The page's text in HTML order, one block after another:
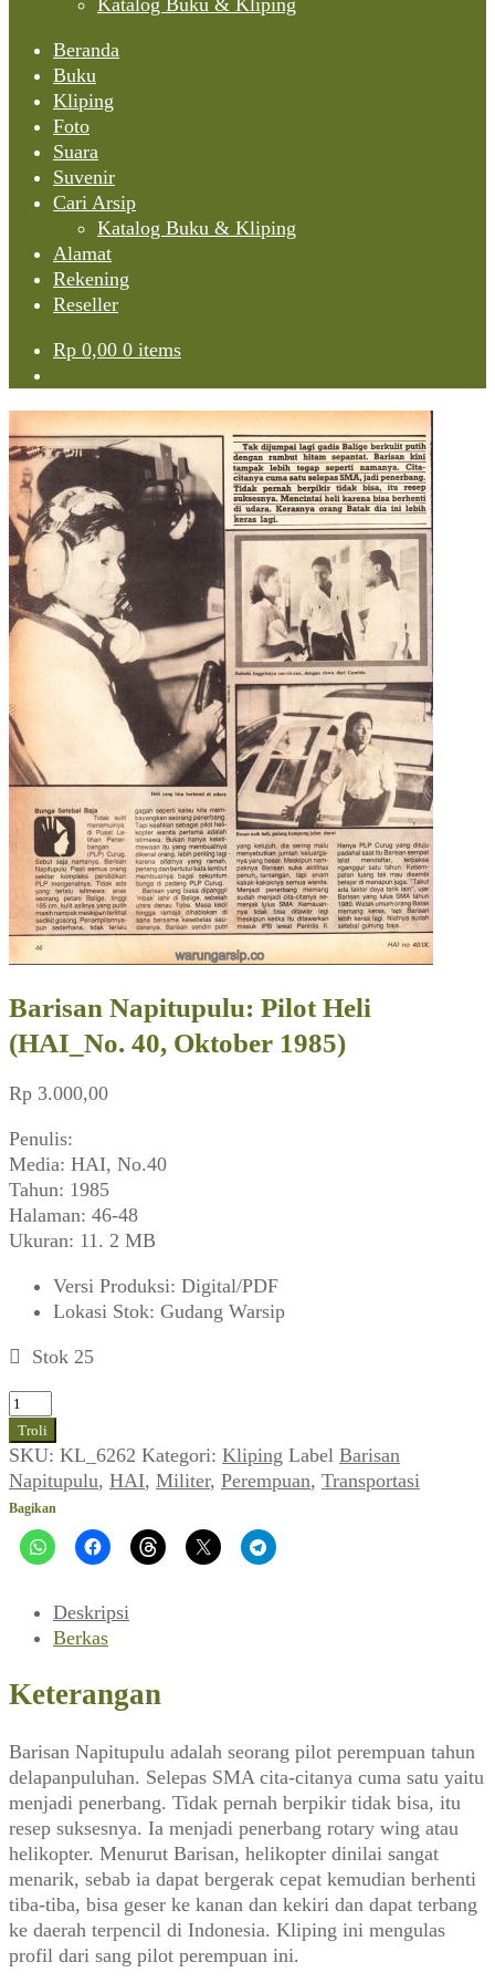
Katalog Buku & Kliping
Beranda
Buku
Kliping
Foto
Suara
Suvenir
Cari Arsip
Katalog Buku & Kliping
Alamat
Rekening
Reseller
Rp 0,00 0 items
Barisan Napitupulu: Pilot Heli
(HAI_No. 40, Oktober 1985)
Rp 3.000,00
Penulis:
Media: HAI, No.40
Tahun: 1985
Halaman: 46-48
Ukuran: 11. 2 MB
Versi Produksi: Digital/PDF
Lokasi Stok: Gudang Warsip
Stok 25
Kuantitas
Barisan
Napitupulu:
Pilot
Heli
(HAI_No.
40,
1985)
Troli
SKU: KL_6262 Kategori: Kliping Label Barisan
Napitupulu, HAI, Militer, Perempuan, Transportasi
Bagikan
Deskripsi
Berkas
Keterangan
Barisan Napitupulu adalah seorang pilot perempuan tahun
delapanpuluhan. Selepas SMA cita-citanya cuma satu yaitu
menjadi penerbang. Tidak pernah berpikir tidak bisa, itu
resep suksesnya. Ia menjadi penerbang rotary wing atau
helikopter. Menurut Barisan, helikopter dinilai sangat
menarik, sebab ia dapat bergerak cepat kemudian berhenti
tiba-tiba, bisa geser ke kanan dan kekiri dan dapat terbang
ke daerah terpencil di Indonesia. Kliping ini mengulas
profil dari sang pilot perempuan ini.